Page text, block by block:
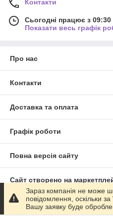
Контакти
Сьогодні працює з
Показати весь графік
Про нас
Контакти
Доставка та оплата
Графік роботи
Повна версія сайту
Сайт створено на
Політика конфіденційності
Зараз компанія не може
повідомлення, оскільки
Вашу заявку буде